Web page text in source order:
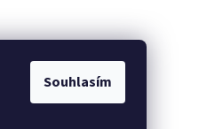
Souhlasím